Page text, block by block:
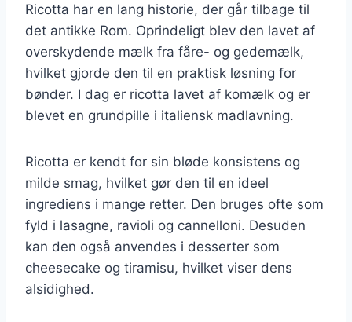
Ricotta har en lang historie, der går tilbage til
det antikke Rom. Oprindeligt blev den lavet af
overskydende mælk fra fåre- og gedemælk,
hvilket gjorde den til en praktisk løsning for
bønder. I dag er ricotta lavet af komælk og er
blevet en grundpille i italiensk madlavning.
Ricotta er kendt for sin bløde konsistens og
milde smag, hvilket gør den til en ideel
ingrediens i mange retter. Den bruges ofte som
fyld i lasagne, ravioli og cannelloni. Desuden
kan den også anvendes i desserter som
cheesecake og tiramisu, hvilket viser dens
alsidighed.